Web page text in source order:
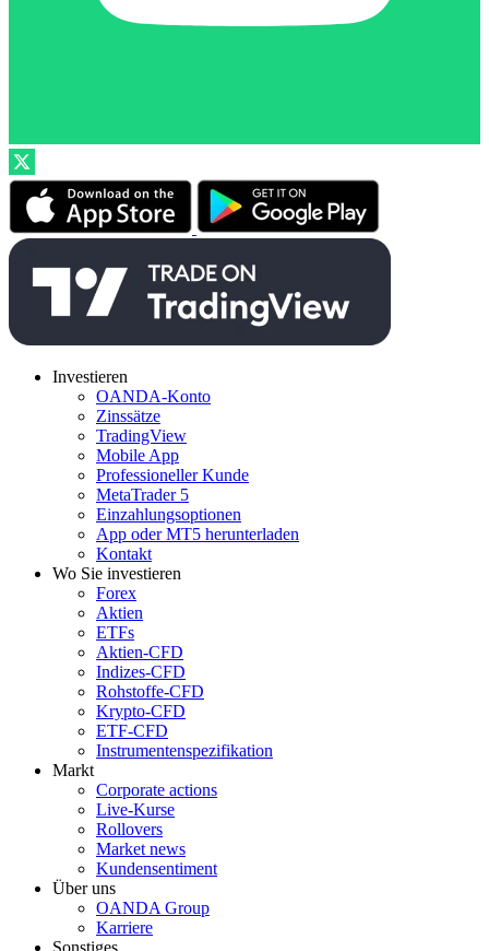
Investieren
OANDA-Konto
Zinssätze
TradingView
Mobile App
Professioneller Kunde
MetaTrader 5
Einzahlungsoptionen
App oder MT5 herunterladen
Kontakt
Wo Sie investieren
Forex
Aktien
ETFs
Aktien-CFD
Indizes-CFD
Rohstoffe-CFD
Krypto-CFD
ETF-CFD
Instrumentenspezifikation
Markt
Corporate actions
Live-Kurse
Rollovers
Market news
Kundensentiment
Über uns
OANDA Group
Karriere
Sonstiges